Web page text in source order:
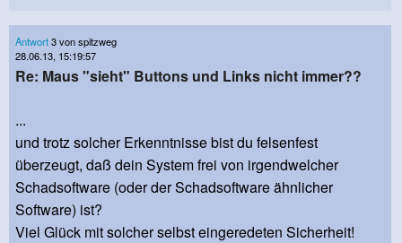
Antwort3 von spitzweg
28.06.13, 15:19:57
Re: Maus "sieht" Buttons und Links nicht immer??
...
und trotz solcher Erkenntnisse bist du felsenfest
überzeugt, daß dein System frei von irgendwelcher
Schadsoftware (oder der Schadsoftware ähnlicher
Software) ist?
Viel Glück mit solcher selbst eingeredeten Sicherheit!